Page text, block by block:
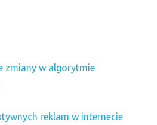
zmiany w algorytmie
reklam w internecie